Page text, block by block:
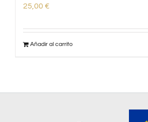
25,00 €
Añadir al carrito